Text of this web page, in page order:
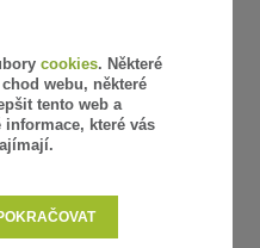
cookies. Některé
webu, některé
tento web a
které vás